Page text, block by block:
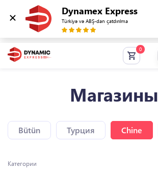
Dynamex Express
Türkiyə və ABŞ-dan çatdırılma
Магазины
Bütün Турция Chine
Категории